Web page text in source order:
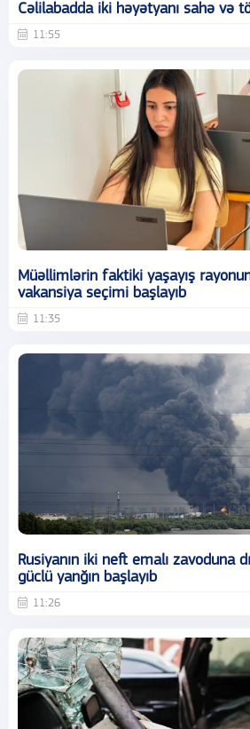
Cəlilabadda iki həyətyanı sahə və
11:55
Müəllimlərin faktiki yaşayış
vakansiya seçimi başlayıb
11:35
Rusiyanın iki neft emalı zavoduna
güclü yanğın başlayıb
11:26